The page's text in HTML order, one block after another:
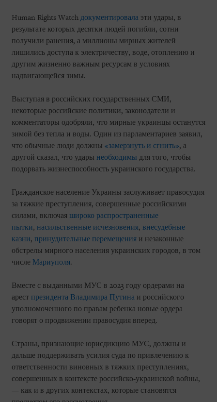
Human Rights Watch документировала эти удары, в
результате которых десятки людей погибли, сотни
получили ранения, а миллионы мирных жителей
лишились доступа к электричеству, воде, отоплению и
другим жизненно важным ресурсам в условиях
надвигающейся зимы.
Выступая в российских государственных СМИ,
некоторые российские политики, законодатели и
комментаторы одобряли, что мирные украинцы останутся
зимой без тепла и воды. Один из парламентариев заявил,
что обычные люди должны «замерзнуть и сгнить», а
другой сказал, что удары необходимы для того, чтобы
подорвать жизнеспособность украинского государства.
Гражданское население Украины заслуживает правосудия
за тяжкие преступления, совершенные российскими
силами, включая широко распространенные
пытки, насильственные исчезновения, внесудебные
казни, принудительные перемещения и незаконные
обстрелы мирного населения украинских городов, в том
числе Мариуполя.
Вместе с выданными МУС в 2023 году ордерами на
арест президента Владимира Путина и российского
уполномоченного по правам ребенка новые ордера
говорят о продвижении правосудия вперед.
Страны, признающие юрисдикцию МУС, должны и
дальше поддерживать усилия суда по привлечению к
ответственности виновных в тяжких преступлениях,
совершенных в контексте российско-украинской войны,
— как и в других контекстах, которые становятся